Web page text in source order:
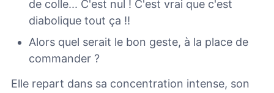
de colle... C'est nul ! C'est vrai que c'est
diabolique tout ça !!
Alors quel serait le bon geste, à la place de
commander ?
Elle repart dans sa concentration intense, son